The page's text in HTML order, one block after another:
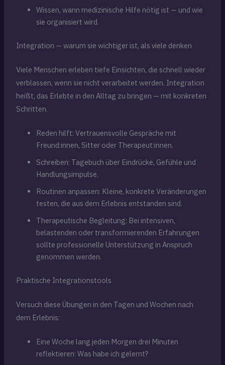
Wissen, wann medizinische Hilfe nötig ist — und wie
sie organisiert wird.
Integration — warum sie wichtiger ist, als viele denken
Viele Menschen erleben tiefe Einsichten, die schnell wieder
verblassen, wenn sie nicht verarbeitet werden. Integration
heißt, das Erlebte in den Alltag zu bringen — mit konkreten
Schritten.
Reden hilft: Vertrauensvolle Gespräche mit
Freund:innen, Sitter oder Therapeut:innen.
Schreiben: Tagebuch über Eindrücke, Gefühle und
Handlungsimpulse.
Routinen anpassen: Kleine, konkrete Veränderungen
testen, die aus dem Erlebnis entstanden sind.
Therapeutische Begleitung: Bei intensiven,
belastenden oder transformierenden Erfahrungen
sollte professionelle Unterstützung in Anspruch
genommen werden.
Praktische Integrationstools
Versuch diese Übungen in den Tagen und Wochen nach
dem Erlebnis:
Eine Woche lang jeden Morgen drei Minuten
reflektieren: Was habe ich gelernt?